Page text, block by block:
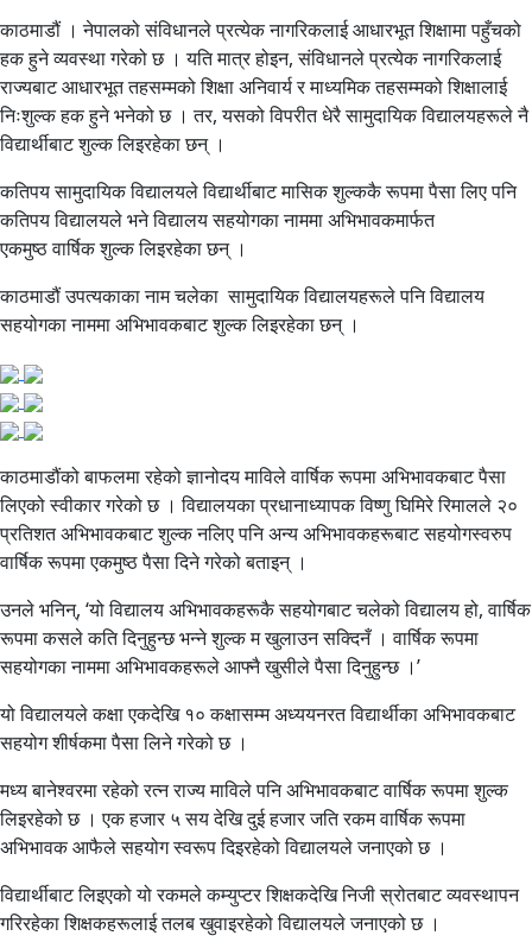
काठमाडौं । नेपालको संविधानले प्रत्येक नागरिकलाई आधारभूत शिक्षामा पहुँचको
हक हुने व्यवस्था गरेको छ । यति मात्र होइन, संविधानले प्रत्येक नागरिकलाई
राज्यबाट आधारभूत तहसम्मको शिक्षा अनिवार्य र माध्यमिक तहसम्मको शिक्षालाई
निःशुल्क हक हुने भनेको छ । तर, यसको विपरीत धेरै सामुदायिक विद्यालयहरूले नै
विद्यार्थीबाट शुल्क लिइरहेका छन् ।
कतिपय सामुदायिक विद्यालयले विद्यार्थीबाट मासिक शुल्ककै रूपमा पैसा लिए पनि
कतिपय विद्यालयले भने विद्यालय सहयोगका नाममा अभिभावकमार्फत
एकमुष्ठ वार्षिक शुल्क लिइरहेका छन् ।
काठमाडौं उपत्यकाका नाम चलेका सामुदायिक विद्यालयहरूले पनि विद्यालय
सहयोगका नाममा अभिभावकबाट शुल्क लिइरहेका छन् ।
काठमाडौंको बाफलमा रहेको ज्ञानोदय माविले वार्षिक रूपमा अभिभावकबाट पैसा
लिएको स्वीकार गरेको छ । विद्यालयका प्रधानाध्यापक विष्णु घिमिरे रिमालले २०
प्रतिशत अभिभावकबाट शुल्क नलिए पनि अन्य अभिभावकहरूबाट सहयोगस्वरुप
वार्षिक रूपमा एकमुष्ठ पैसा दिने गरेको बताइन् ।
उनले भनिन्, ‘यो विद्यालय अभिभावकहरूकै सहयोगबाट चलेको विद्यालय हो, वार्षिक
रूपमा कसले कति दिनुहुन्छ भन्ने शुल्क म खुलाउन सक्दिनँ । वार्षिक रूपमा
सहयोगका नाममा अभिभावकहरूले आफ्नै खुसीले पैसा दिनुहुन्छ ।’
यो विद्यालयले कक्षा एकदेखि १० कक्षासम्म अध्ययनरत विद्यार्थीका अभिभावकबाट
सहयोग शीर्षकमा पैसा लिने गरेको छ ।
मध्य बानेश्वरमा रहेको रत्न राज्य माविले पनि अभिभावकबाट वार्षिक रूपमा शुल्क
लिइरहेको छ । एक हजार ५ सय देखि दुई हजार जति रकम वार्षिक रूपमा
अभिभावक आफैले सहयोग स्वरूप दिइरहेको विद्यालयले जनाएको छ ।
विद्यार्थीबाट लिइएको यो रकमले कम्युप्टर शिक्षकदेखि निजी स्रोतबाट व्यवस्थापन
गरिरहेका शिक्षकहरूलाई तलब खुवाइरहेको विद्यालयले जनाएको छ ।